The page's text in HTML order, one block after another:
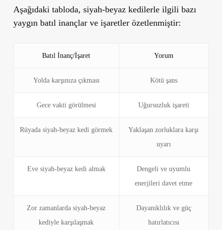
Aşağıdaki tabloda, siyah-beyaz kedilerle ilgili bazı
yaygın batıl inançlar ve işaretler özetlenmiştir:
Batıl İnanç/İşaret Yorum
Yolda karşınıza çıkması Kötü şans
Gece vakti görülmesi Uğursuzluk işareti
Rüyada siyah-beyaz kedi görmek
Yaklaşan zorluklara karşı
uyarı
Eve siyah-beyaz kedi almak
Dengeli ve uyumlu
enerjileri davet etme
Zor zamanlarda siyah-beyaz
kediyle karşılaşmak
Dayanıklılık ve güç
hatırlatıcısı